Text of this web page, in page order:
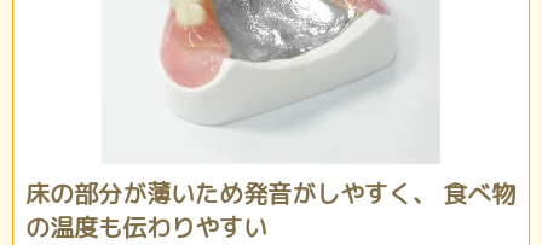
床の部分が薄いため発音がしやすく、 食べ物
の温度も伝わりやすい